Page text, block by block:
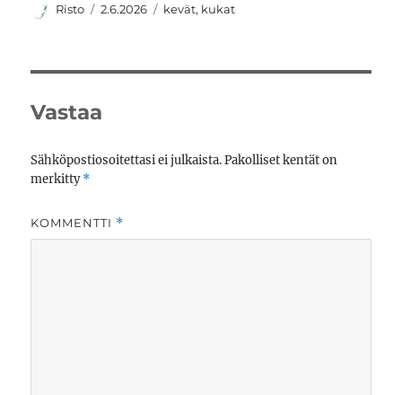
Kirjoittaja
Risto Julkaistu
2.6.2026 Kategoriat
kevät, kukat
Vastaa
Sähköpostiosoitettasi ei julkaista. Pakolliset kentät on
merkitty*
KOMMENTTI *